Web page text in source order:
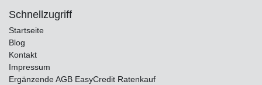
Schnellzugriff
Startseite
Blog
Kontakt
Impressum
Ergänzende AGB EasyCredit Ratenkauf